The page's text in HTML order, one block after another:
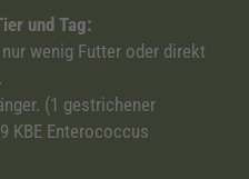
und Tag:
wenig Futter oder direkt
(1 gestrichener
KBE Enterococcus